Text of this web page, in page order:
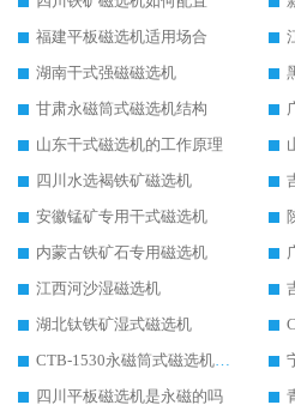
福建平板磁选机适用场合
湖南干式强磁磁选机
甘肃永磁筒式磁选机结构
山东干式磁选机的工作原理
四川水选褐铁矿磁选机
安徽锰矿专用干式磁选机
内蒙古铁矿石专用磁选机
江西河沙湿磁选机
湖北钛铁矿湿式磁选机
CTB-1530永磁筒式磁选机代理商
四川平板磁选机是永磁的吗